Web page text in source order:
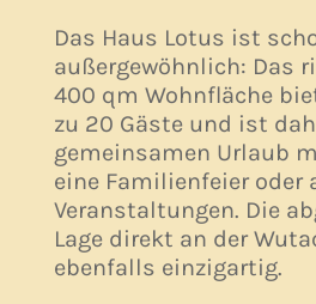
Das Haus Lotus ist
außergewöhnlich: Das
400 qm Wohnfläche
zu 20 Gäste und ist
gemeinsamen Urlaub
eine Familienfeier oder
Veranstaltungen. Die
Lage direkt an der
ebenfalls einzigartig.